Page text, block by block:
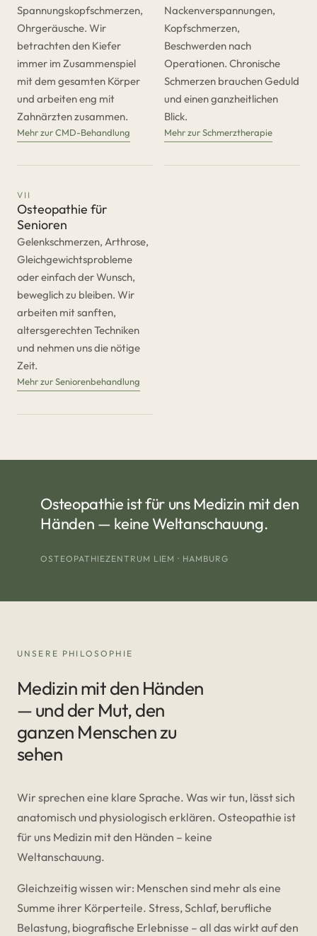
Spannungskopfschmerzen,
Ohrgeräusche. Wir
betrachten den Kiefer
immer im Zusammenspiel
mit dem gesamten Körper
und arbeiten eng mit
Zahnärzten zusammen.
Mehr zur CMD-Behandlung
Nackenverspannungen,
Kopfschmerzen,
Beschwerden nach
Operationen. Chronische
Schmerzen brauchen Geduld
und einen ganzheitlichen
Blick.
Mehr zur Schmerztherapie
VII
Osteopathie für
Senioren
Gelenkschmerzen, Arthrose,
Gleichgewichtsprobleme
oder einfach der Wunsch,
beweglich zu bleiben. Wir
arbeiten mit sanften,
altersgerechten Techniken
und nehmen uns die nötige
Zeit.
Mehr zur Seniorenbehandlung
Osteopathie ist für uns Medizin mit den
Händen — keine Weltanschauung.
OSTEOPATHIEZENTRUM LIEM · HAMBURG
UNSERE PHILOSOPHIE
Medizin mit den Händen
— und der Mut, den
ganzen Menschen zu
sehen
Wir sprechen eine klare Sprache. Was wir tun, lässt sich
anatomisch und physiologisch erklären. Osteopathie ist
für uns Medizin mit den Händen – keine
Weltanschauung.
Gleichzeitig wissen wir: Menschen sind mehr als eine
Summe ihrer Körperteile. Stress, Schlaf, berufliche
Belastung, biografische Erlebnisse – all das wirkt auf den